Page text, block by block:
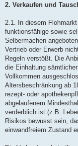
2. Verkaufen und
2.1. In diesem
funktionsfähige sowie
Selbermachen
Vertrieb oder Erwerb
Regeln verstößt. Die
die Einhaltung
Vollkommen
Altersbeschränkung ab
rezept- oder
abgelaufenem
verderblich ist (z.B.
Risikos bewusst sein,
einwandfreiem Zustand